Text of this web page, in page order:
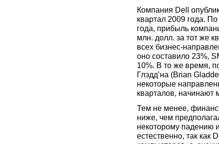
Компания Dell
квартал 2009 года.
года, прибыль
млн. долл. за тот же
всех бизнес-
оно составило 23%,
10%. В то же время,
Глэдд’на (Brian
некоторые
кварталов, начинают
Тем не менее,
ниже, чем
некоторому падению
естественно, так как